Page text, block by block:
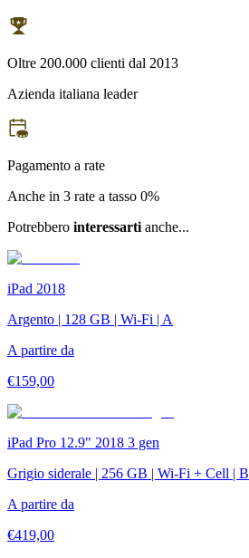
Oltre 200.000 clienti dal 2013
Azienda italiana leader
Pagamento a rate
Anche in 3 rate a tasso 0%
Potrebbero interessarti anche...
iPad 2018
Argento | 128 GB | Wi-Fi | A
A partire da
€159,00
iPad Pro 12.9" 2018 3 gen
Grigio siderale | 256 GB | Wi-Fi + Cell | B
A partire da
€419,00